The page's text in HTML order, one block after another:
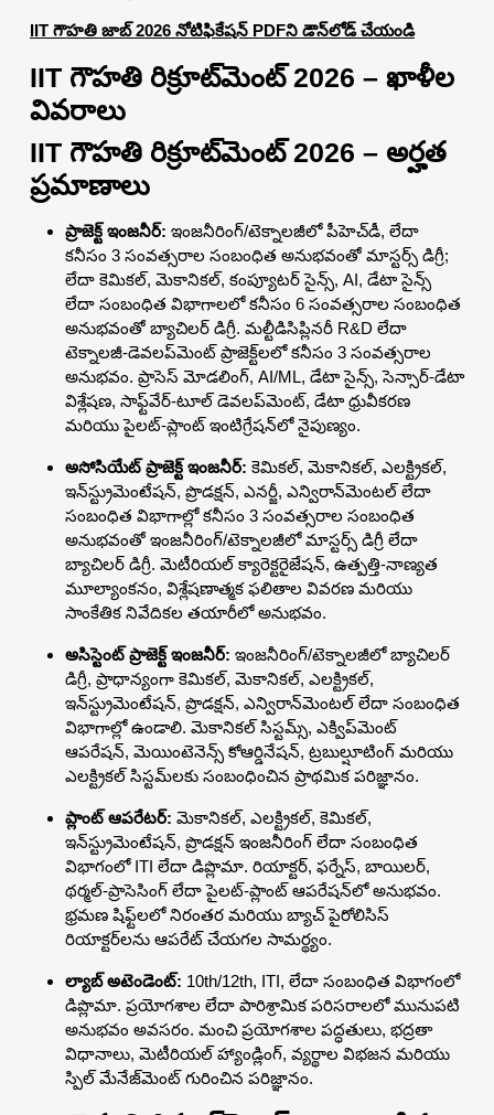
IIT గౌహతి జాబ్ 2026 నోటిఫికేషన్ PDFని డౌన్‌లోడ్ చేయండి
IIT గౌహతి రిక్రూట్‌మెంట్ 2026 – ఖాళీల
వివరాలు
IIT గౌహతి రిక్రూట్‌మెంట్ 2026 – అర్హత
ప్రమాణాలు
ప్రాజెక్ట్ ఇంజనీర్: ఇంజనీరింగ్/టెక్నాలజీలో పీహెచ్‌డీ, లేదా
కనీసం 3 సంవత్సరాల సంబంధిత అనుభవంతో మాస్టర్స్ డిగ్రీ;
లేదా కెమికల్, మెకానికల్, కంప్యూటర్ సైన్స్, AI, డేటా సైన్స్
లేదా సంబంధిత విభాగాలలో కనీసం 6 సంవత్సరాల సంబంధిత
అనుభవంతో బ్యాచిలర్ డిగ్రీ. మల్టీడిసిప్లినరీ R&D లేదా
టెక్నాలజీ-డెవలప్‌మెంట్ ప్రాజెక్ట్‌లలో కనీసం 3 సంవత్సరాల
అనుభవం. ప్రాసెస్ మోడలింగ్, AI/ML, డేటా సైన్స్, సెన్సార్-డేటా
విశ్లేషణ, సాఫ్ట్‌వేర్-టూల్ డెవలప్‌మెంట్, డేటా ధ్రువీకరణ
మరియు పైలట్-ప్లాంట్ ఇంటిగ్రేషన్‌లో నైపుణ్యం.
అసోసియేట్ ప్రాజెక్ట్ ఇంజనీర్: కెమికల్, మెకానికల్, ఎలక్ట్రికల్,
ఇన్‌స్ట్రుమెంటేషన్, ప్రొడక్షన్, ఎనర్జీ, ఎన్విరాన్‌మెంటల్ లేదా
సంబంధిత విభాగాల్లో కనీసం 3 సంవత్సరాల సంబంధిత
అనుభవంతో ఇంజనీరింగ్/టెక్నాలజీలో మాస్టర్స్ డిగ్రీ లేదా
బ్యాచిలర్ డిగ్రీ. మెటీరియల్ క్యారెక్టరైజేషన్, ఉత్పత్తి-నాణ్యత
మూల్యాంకనం, విశ్లేషణాత్మక ఫలితాల వివరణ మరియు
సాంకేతిక నివేదికల తయారీలో అనుభవం.
అసిస్టెంట్ ప్రాజెక్ట్ ఇంజనీర్: ఇంజనీరింగ్/టెక్నాలజీలో బ్యాచిలర్
డిగ్రీ, ప్రాధాన్యంగా కెమికల్, మెకానికల్, ఎలక్ట్రికల్,
ఇన్‌స్ట్రుమెంటేషన్, ప్రొడక్షన్, ఎన్విరాన్‌మెంటల్ లేదా సంబంధిత
విభాగాల్లో ఉండాలి. మెకానికల్ సిస్టమ్స్, ఎక్విప్‌మెంట్
ఆపరేషన్, మెయింటెనెన్స్ కోఆర్డినేషన్, ట్రబుల్షూటింగ్ మరియు
ఎలక్ట్రికల్ సిస్టమ్‌లకు సంబంధించిన ప్రాథమిక పరిజ్ఞానం.
ప్లాంట్ ఆపరేటర్: మెకానికల్, ఎలక్ట్రికల్, కెమికల్,
ఇన్‌స్ట్రుమెంటేషన్, ప్రొడక్షన్ ఇంజనీరింగ్ లేదా సంబంధిత
విభాగంలో ITI లేదా డిప్లొమా. రియాక్టర్, ఫర్నేస్, బాయిలర్,
థర్మల్-ప్రాసెసింగ్ లేదా పైలట్-ప్లాంట్ ఆపరేషన్‌లో అనుభవం.
భ్రమణ షిఫ్ట్‌లలో నిరంతర మరియు బ్యాచ్ పైరోలిసిస్
రియాక్టర్‌లను ఆపరేట్ చేయగల సామర్థ్యం.
ల్యాబ్ అటెండెంట్: 10th/12th, ITI, లేదా సంబంధిత విభాగంలో
డిప్లొమా. ప్రయోగశాల లేదా పారిశ్రామిక పరిసరాలలో మునుపటి
అనుభవం అవసరం. మంచి ప్రయోగశాల పద్ధతులు, భద్రతా
విధానాలు, మెటీరియల్ హ్యాండ్లింగ్, వ్యర్థాల విభజన మరియు
స్పిల్ మేనేజ్‌మెంట్ గురించిన పరిజ్ఞానం.